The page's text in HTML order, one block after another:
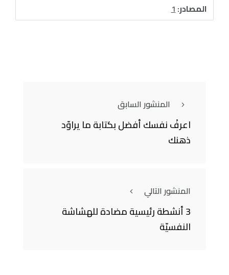
المصادر:1
المنشور السابق
اعرفْ نفسك أفضل بكتابة ما يراوّد
ذهنك
المنشور التالي
3 أنشطة رئيسية مضادة للهشاشة
النفسيّة